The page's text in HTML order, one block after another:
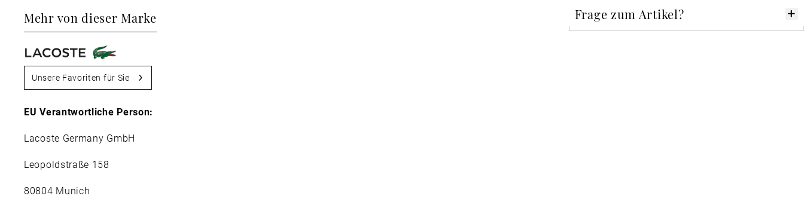
Mehr von dieser Marke
Unsere Favoriten für Sie
EU Verantwortliche Person:
Lacoste Germany GmbH
Leopoldstraße 158
80804 Munich
Frage zum Artikel?